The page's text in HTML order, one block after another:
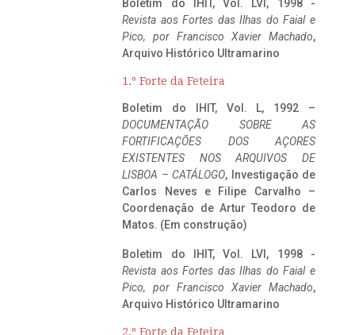
Boletim do IHIT, Vol. LVI, 1998 -
Revista aos Fortes das Ilhas do Faial e
Pico, por Francisco Xavier Machado,
Arquivo Histórico Ultramarino
1.º Forte da Feteira
Boletim do IHIT, Vol. L, 1992 –
DOCUMENTAÇÃO SOBRE AS
FORTIFICAÇÕES DOS AÇORES
EXISTENTES NOS ARQUIVOS DE
LISBOA – CATÁLOGO, Investigação de
Carlos Neves e Filipe Carvalho –
Coordenação de Artur Teodoro de
Matos. (Em construção)
Boletim do IHIT, Vol. LVI, 1998 -
Revista aos Fortes das Ilhas do Faial e
Pico, por Francisco Xavier Machado,
Arquivo Histórico Ultramarino
2.º Forte da Feteira